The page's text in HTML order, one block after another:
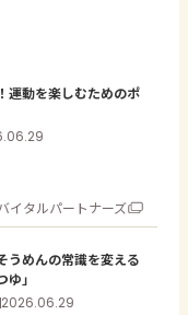
運動を楽しむためのポ
イタルパートナーズ
うめんの常識を変える
ゆ」
2026.06.29